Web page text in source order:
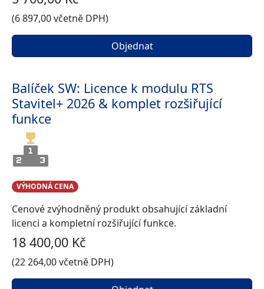
(6 897,00 včetně DPH)
Objednat
Balíček SW: Licence k modulu RTS
Stavitel+ 2026 & komplet rozšiřující
funkce
VÝHODNÁ CENA
Cenové zvýhodněný produkt obsahující základní
licenci a kompletní rozšiřující funkce.
18 400,00 Kč
(22 264,00 včetně DPH)